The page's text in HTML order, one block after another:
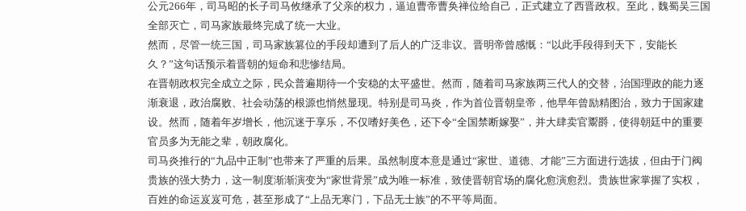
公元266年，司马昭的长子司马攸继承了父亲的权力，逼迫曹帝曹奂禅位给自己，正式建立了西晋政权。至此，魏蜀吴三国
全部灭亡，司马家族最终完成了统一大业。
然而，尽管一统三国，司马家族篡位的手段却遭到了后人的广泛非议。晋明帝曾感慨：“以此手段得到天下，安能长
久？”这句话预示着晋朝的短命和悲惨结局。
在晋朝政权完全成立之际，民众普遍期待一个安稳的太平盛世。然而，随着司马家族两三代人的交替，治国理政的能力逐
渐衰退，政治腐败、社会动荡的根源也悄然显现。特别是司马炎，作为首位晋朝皇帝，他早年曾励精图治，致力于国家建
设。然而，随着年岁增长，他沉迷于享乐，不仅嗜好美色，还下令“全国禁断嫁娶”，并大肆卖官鬻爵，使得朝廷中的重要
官员多为无能之辈，朝政腐化。
司马炎推行的“九品中正制”也带来了严重的后果。虽然制度本意是通过“家世、道德、才能”三方面进行选拔，但由于门阀
贵族的强大势力，这一制度渐渐演变为“家世背景”成为唯一标准，致使晋朝官场的腐化愈演愈烈。贵族世家掌握了实权，
百姓的命运岌岌可危，甚至形成了“上品无寒门，下品无士族”的不平等局面。